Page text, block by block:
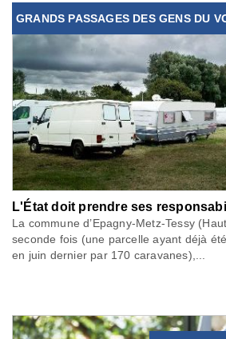
GRANDS PASSAGES DES GENS DU
L'État doit prendre ses
La commune d’Epagny-Metz-Tessy
seconde fois (une parcelle ayant déjà
en juin dernier par 170 caravanes),...